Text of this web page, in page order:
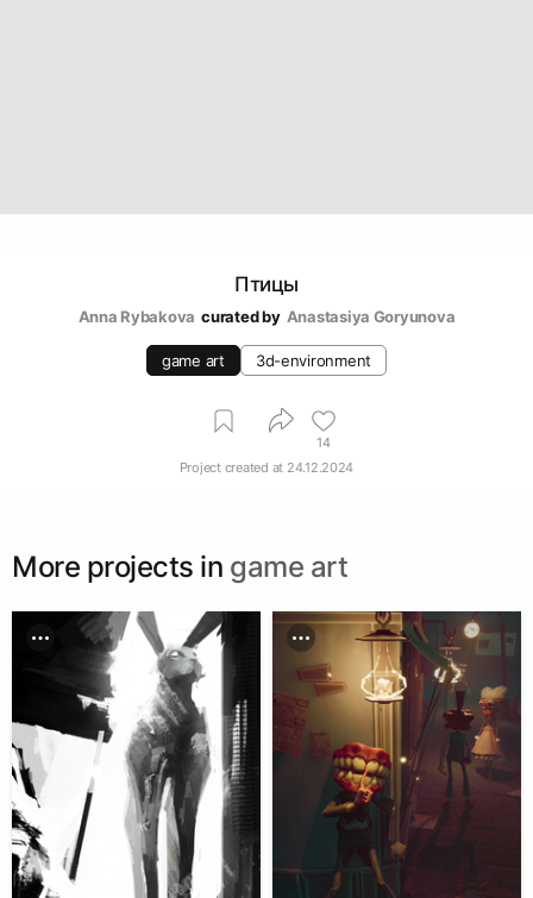
Птицы
Anna Rybakova curated by Anastasiya Goryunova
game art 3d-environment
14
Project created at 24.12.2024
More projects in game art